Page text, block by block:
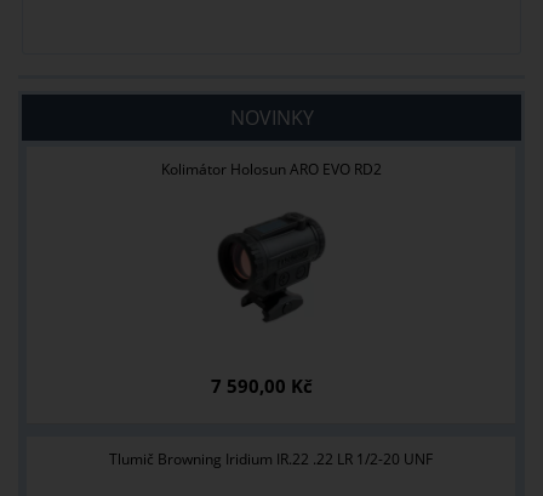
NOVINKY
Kolimátor Holosun ARO EVO RD2
7 590,00 Kč
Tlumič Browning Iridium IR.22 .22 LR 1/2-20 UNF